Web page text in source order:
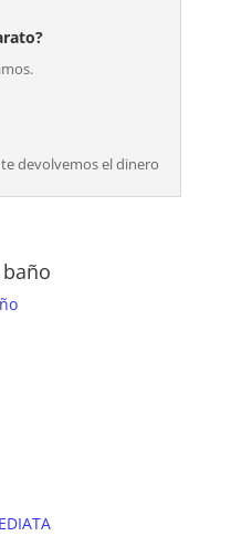
devolvemos el dinero